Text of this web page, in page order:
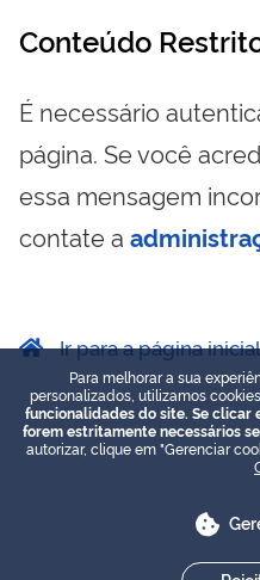
Conteúdo
É necessário
página. Se você
essa mensagem
contate a
Ir para a página inicial
Para melhorar a sua
personalizados, utilizamos cookies.
funcionalidades do site. Se clicar
forem estritamente necessários
autorizar, clique em "Gerenciar